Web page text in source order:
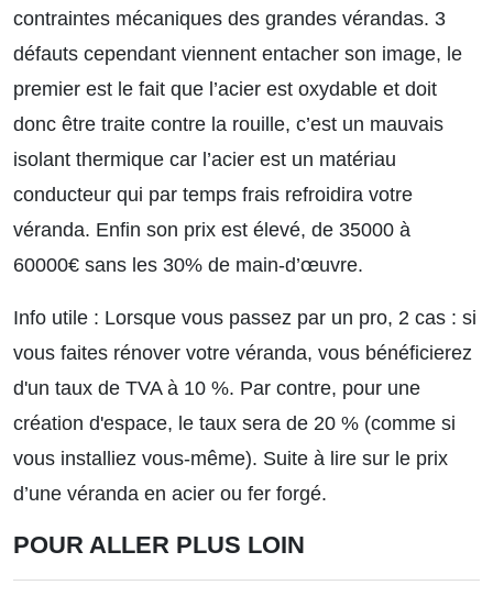
contraintes mécaniques des grandes vérandas. 3
défauts cependant viennent entacher son image, le
premier est le fait que l’acier est oxydable et doit
donc être traite contre la rouille, c’est un mauvais
isolant thermique car l’acier est un matériau
conducteur qui par temps frais refroidira votre
véranda. Enfin son prix est élevé, de 35000 à
60000€ sans les 30% de main-d’œuvre.
Info utile : Lorsque vous passez par un pro, 2 cas : si
vous faites rénover votre véranda, vous bénéficierez
d'un taux de TVA à 10 %. Par contre, pour une
création d'espace, le taux sera de 20 % (comme si
vous installiez vous-même). Suite à lire sur le prix
d’une véranda en acier ou fer forgé.
POUR ALLER PLUS LOIN